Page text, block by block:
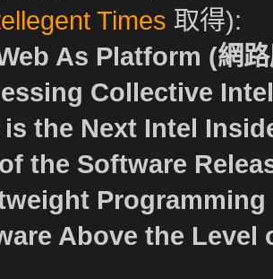
Times 取得):
As Platform (網
Collective
is the Next Intel
the Software
Programming
Above the Level